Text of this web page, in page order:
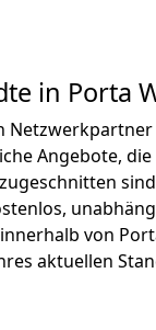
in Porta
Angebote,
von
aktuellen